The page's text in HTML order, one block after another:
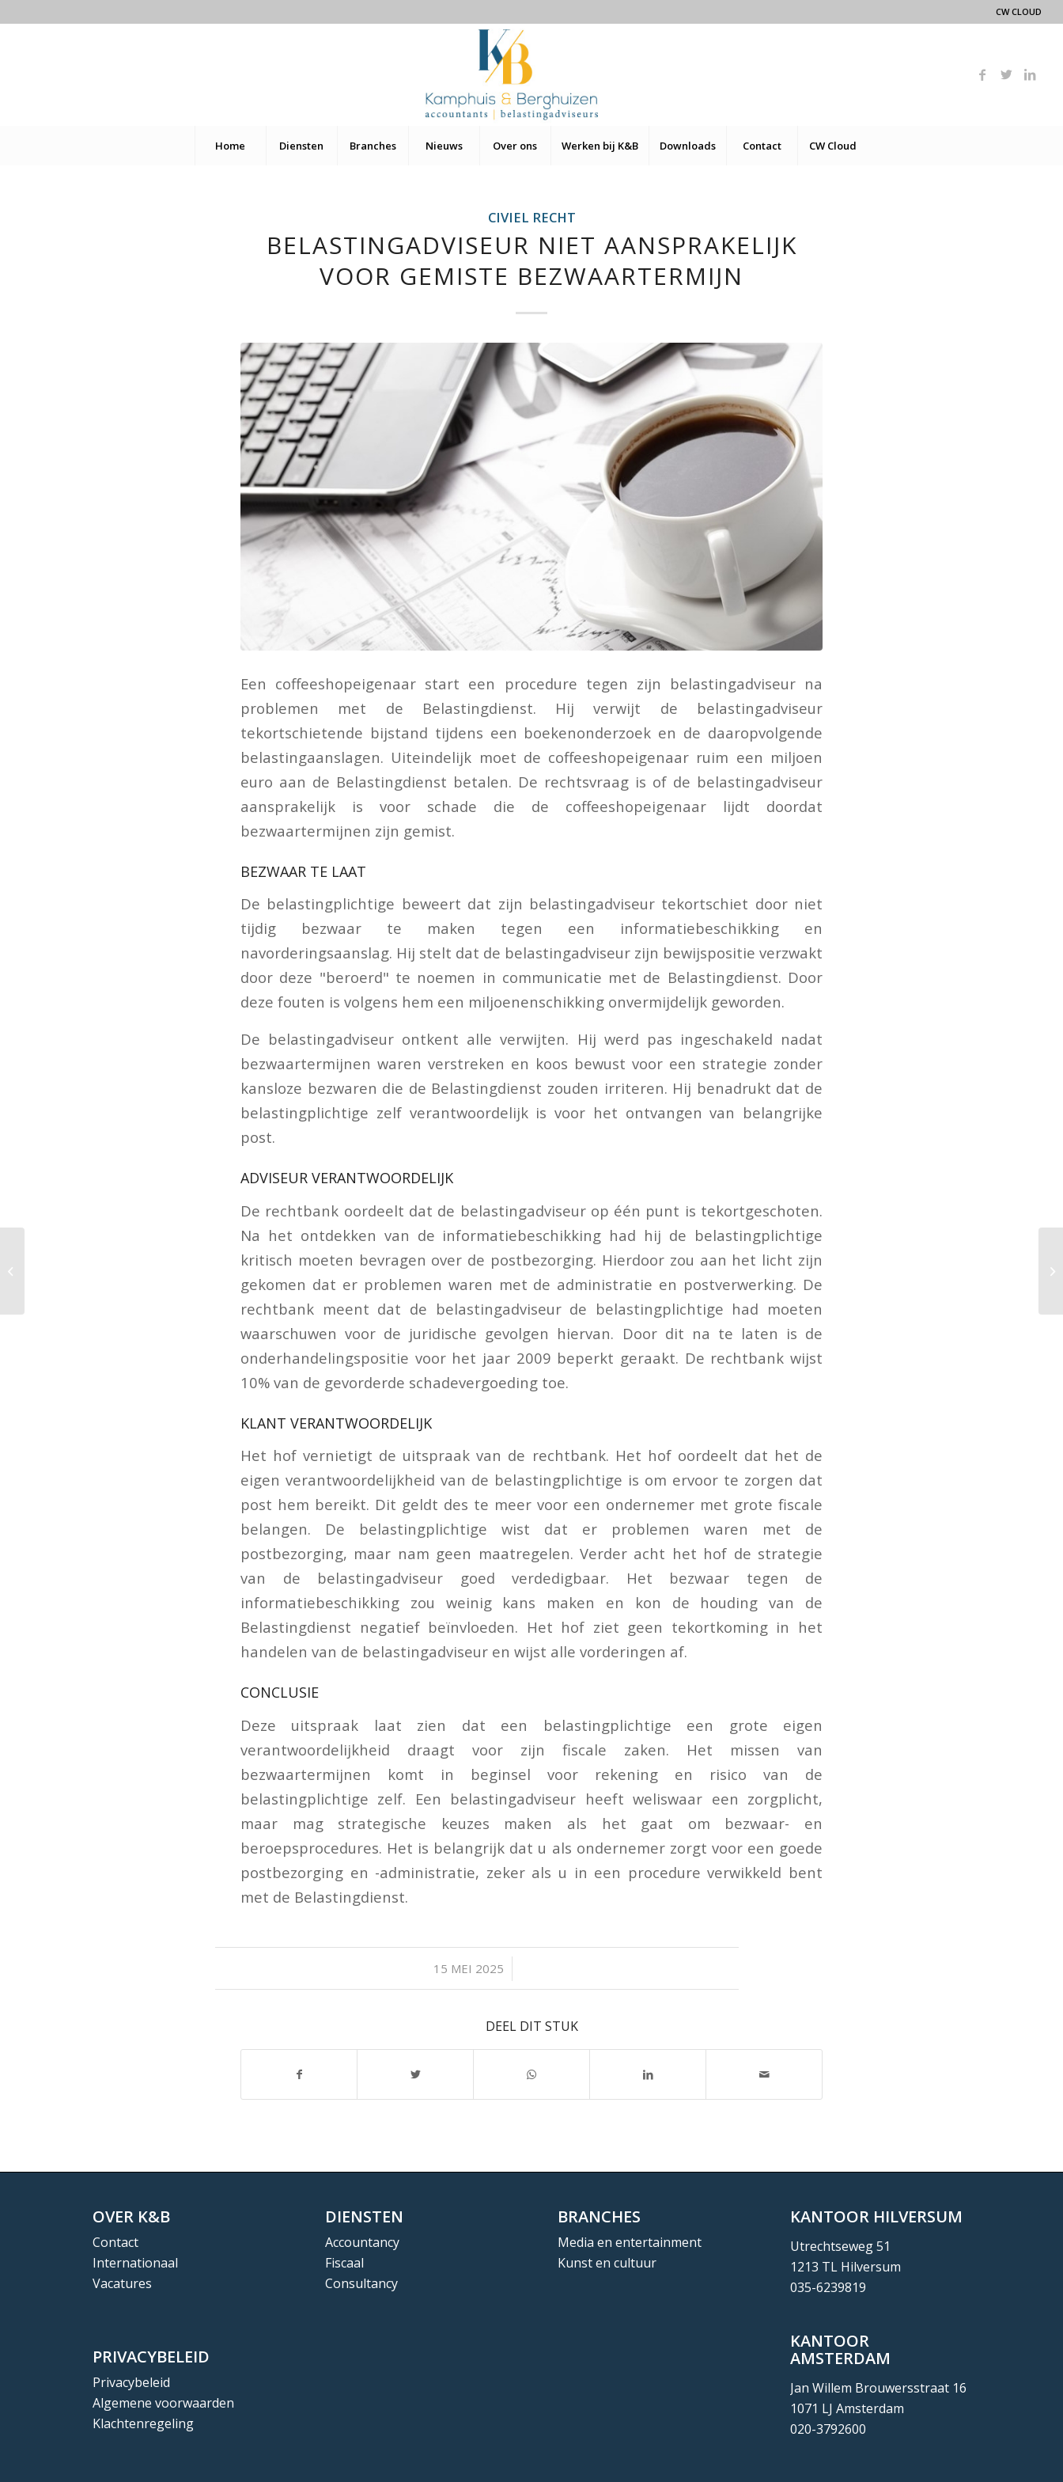
CW CLOUD
Home Diensten Branches Nieuws Over ons Werken bij K&B Downloads Contact CW Cloud
CIVIEL RECHT
BELASTINGADVISEUR NIET AANSPRAKELIJK
VOOR GEMISTE BEZWAARTERMIJN
Een coffeeshopeigenaar start een procedure tegen zijn belastingadviseur na
problemen met de Belastingdienst. Hij verwijt de belastingadviseur
tekortschietende bijstand tijdens een boekenonderzoek en de daaropvolgende
belastingaanslagen. Uiteindelijk moet de coffeeshopeigenaar ruim een miljoen
euro aan de Belastingdienst betalen. De rechtsvraag is of de belastingadviseur
aansprakelijk is voor schade die de coffeeshopeigenaar lijdt doordat
bezwaartermijnen zijn gemist.
BEZWAAR TE LAAT
De belastingplichtige beweert dat zijn belastingadviseur tekortschiet door niet
tijdig bezwaar te maken tegen een informatiebeschikking en
navorderingsaanslag. Hij stelt dat de belastingadviseur zijn bewijspositie verzwakt
door deze "beroerd" te noemen in communicatie met de Belastingdienst. Door
deze fouten is volgens hem een miljoenenschikking onvermijdelijk geworden.
De belastingadviseur ontkent alle verwijten. Hij werd pas ingeschakeld nadat
bezwaartermijnen waren verstreken en koos bewust voor een strategie zonder
kansloze bezwaren die de Belastingdienst zouden irriteren. Hij benadrukt dat de
belastingplichtige zelf verantwoordelijk is voor het ontvangen van belangrijke
post.
ADVISEUR VERANTWOORDELIJK
De rechtbank oordeelt dat de belastingadviseur op één punt is tekortgeschoten.
Na het ontdekken van de informatiebeschikking had hij de belastingplichtige
kritisch moeten bevragen over de postbezorging. Hierdoor zou aan het licht zijn
gekomen dat er problemen waren met de administratie en postverwerking. De
rechtbank meent dat de belastingadviseur de belastingplichtige had moeten
waarschuwen voor de juridische gevolgen hiervan. Door dit na te laten is de
onderhandelingspositie voor het jaar 2009 beperkt geraakt. De rechtbank wijst
10% van de gevorderde schadevergoeding toe.
KLANT VERANTWOORDELIJK
Het hof vernietigt de uitspraak van de rechtbank. Het hof oordeelt dat het de
eigen verantwoordelijkheid van de belastingplichtige is om ervoor te zorgen dat
post hem bereikt. Dit geldt des te meer voor een ondernemer met grote fiscale
belangen. De belastingplichtige wist dat er problemen waren met de
postbezorging, maar nam geen maatregelen. Verder acht het hof de strategie
van de belastingadviseur goed verdedigbaar. Het bezwaar tegen de
informatiebeschikking zou weinig kans maken en kon de houding van de
Belastingdienst negatief beïnvloeden. Het hof ziet geen tekortkoming in het
handelen van de belastingadviseur en wijst alle vorderingen af.
CONCLUSIE
Deze uitspraak laat zien dat een belastingplichtige een grote eigen
verantwoordelijkheid draagt voor zijn fiscale zaken. Het missen van
bezwaartermijnen komt in beginsel voor rekening en risico van de
belastingplichtige zelf. Een belastingadviseur heeft weliswaar een zorgplicht,
maar mag strategische keuzes maken als het gaat om bezwaar- en
beroepsprocedures. Het is belangrijk dat u als ondernemer zorgt voor een goede
postbezorging en -administratie, zeker als u in een procedure verwikkeld bent
met de Belastingdienst.
15 MEI 2025
/
DEEL DIT STUK
OVER K&B
Contact
Internationaal
Vacatures
PRIVACYBELEID
Privacybeleid
Algemene voorwaarden
Klachtenregeling
DIENSTEN
Accountancy
Fiscaal
Consultancy
BRANCHES
Media en entertainment
Kunst en cultuur
KANTOOR HILVERSUM
Utrechtseweg 51
1213 TL Hilversum
035-6239819
KANTOOR
AMSTERDAM
Jan Willem Brouwersstraat 16
1071 LJ Amsterdam
020-3792600